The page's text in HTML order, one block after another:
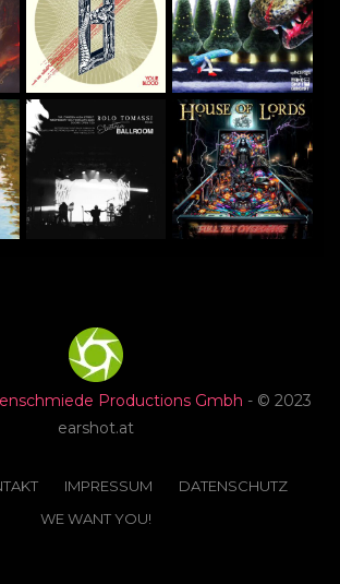
Productions Gmbh - © 2023
earshot.at
IMPRESSUM
DATENSCHUTZ
WE WANT YOU!